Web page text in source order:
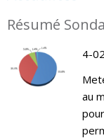
Résumé
4-
au